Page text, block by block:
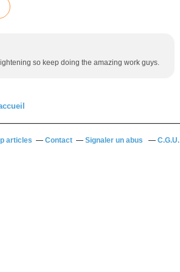
so keep doing the amazing work guys.
articles Contact Signaler un abus C.G.U.